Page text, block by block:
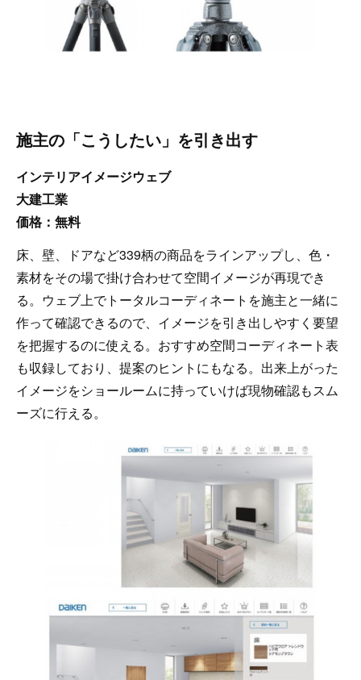
施主の「こうしたい」を引き出す
インテリアイメージウェブ
大建工業
価格：無料
床、壁、ドアなど339柄の商品をラインアップし、色・
素材をその場で掛け合わせて空間イメージが再現でき
る。ウェブ上でトータルコーディネートを施主と一緒に
作って確認できるので、イメージを引き出しやすく要望
を把握するのに使える。おすすめ空間コーディネート表
も収録しており、提案のヒントにもなる。出来上がった
イメージをショールームに持っていけば現物確認もスム
ーズに行える。